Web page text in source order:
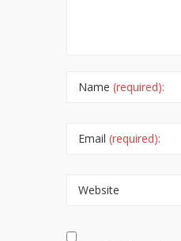
Name (required):
Email (required):
Website